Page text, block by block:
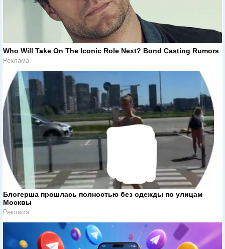
Who Will Take On The Iconic Role Next? Bond Casting Rumors
Реклама
Блогерша прошлась полностью без одежды по улицам
Москвы
Реклама